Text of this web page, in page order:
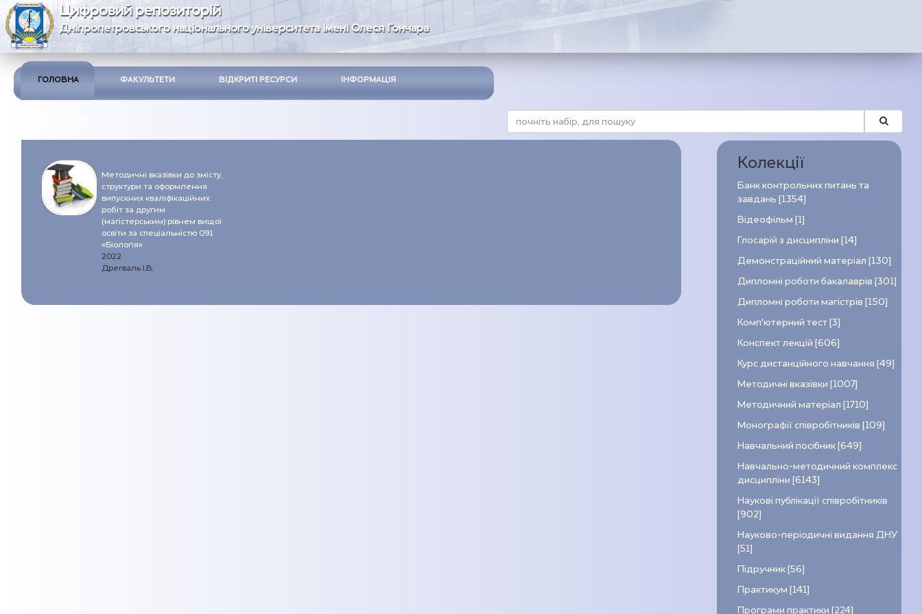
Цифровий репозиторій
Дніпропетровського національного університета імені Олеся Гончара
ГОЛОВНА ФАКУЛЬТЕТИ ВІДКРИТІ РЕСУРСИ ІНФОРМАЦІЯ
Методичні вказівки до змісту,
структури та оформлення
випускних кваліфікаційних
робіт за другим
(магістерським) рівнем вищої
освіти за спеціальністю 091
«Біологія»
2022
Дрегваль І.В.
Колекції
Банк контрольних питань та
завдань [1354]
Відеофільм [1]
Глосарій з дисципліни [14]
Демонстраційний матеріал [130]
Дипломні роботи бакалаврів [301]
Дипломні роботи магістрів [150]
Комп’ютерний тест [3]
Конспект лекцій [606]
Курс дистанційного навчання [49]
Методичні вказівки [1007]
Методичний матеріал [1710]
Монографії співробітників [109]
Навчальний посібник [649]
Навчально-методичний комплекс
дисципліни [6143]
Наукові публікації співробітників
[902]
Науково-періодичні видання ДНУ
[51]
Підручник [56]
Практикум [141]
Програми практики [224]